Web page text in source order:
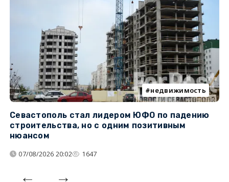
недвижимость
Севастополь стал лидером ЮФО по падению
строительства, но с одним позитивным
нюансом
07/08/2026 20:02 1647